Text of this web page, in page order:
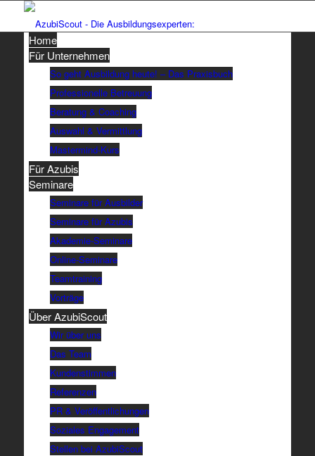
Home
Für Unternehmen
So geht Ausbildung heute! – Das Praxisbuch
Professionelle Betreuung
Beratung & Coaching
Auswahl & Vermittlung
Mastermind-Kurs
Für Azubis
Seminare
Seminare für Ausbilder
Seminare für Azubis
Akademie-Seminare
Online-Seminare
Teamtraining
Vorträge
Über AzubiScout
Wir über uns
Das Team
Kundenstimmen
Referenzen
PR & Veröffentlichungen
Soziales Engagement
Stellen bei AzubiScout